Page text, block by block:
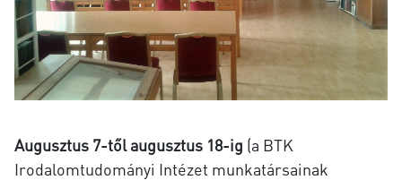
Augusztus 7-től augusztus 18-ig (a BTK
Irodalomtudományi Intézet munkatársainak